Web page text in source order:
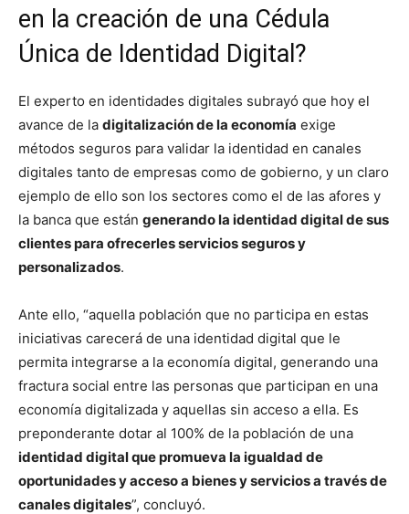
en la creación de una Cédula
Única de Identidad Digital?
El experto en identidades digitales subrayó que hoy el
avance de la digitalización de la economía exige
métodos seguros para validar la identidad en canales
digitales tanto de empresas como de gobierno, y un claro
ejemplo de ello son los sectores como el de las afores y
la banca que están generando la identidad digital de sus
clientes para ofrecerles servicios seguros y
personalizados.
Ante ello, “aquella población que no participa en estas
iniciativas carecerá de una identidad digital que le
permita integrarse a la economía digital, generando una
fractura social entre las personas que participan en una
economía digitalizada y aquellas sin acceso a ella. Es
preponderante dotar al 100% de la población de una
identidad digital que promueva la igualdad de
oportunidades y acceso a bienes y servicios a través de
canales digitales”, concluyó.